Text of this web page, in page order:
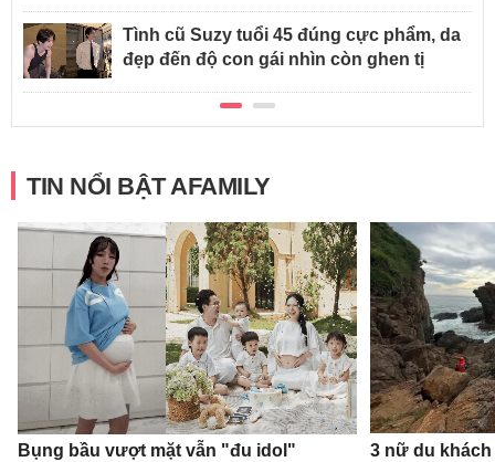
Tình cũ Suzy tuổi 45 đúng cực phẩm, da
đẹp đến độ con gái nhìn còn ghen tị
TIN NỔI BẬT AFAMILY
Bụng bầu vượt mặt vẫn "đu idol"
3 nữ du